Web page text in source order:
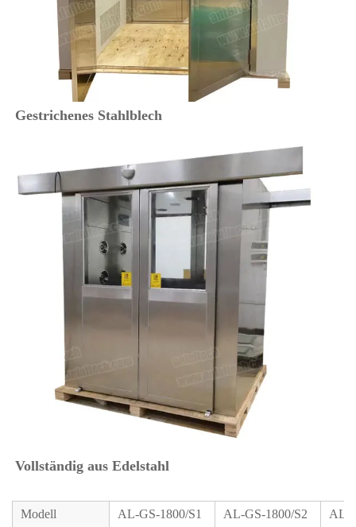
Gestrichenes Stahlblech
Vollständig aus Edelstahl
Modell AL-GS-1800/S1 AL-GS-1800/S2 AL-